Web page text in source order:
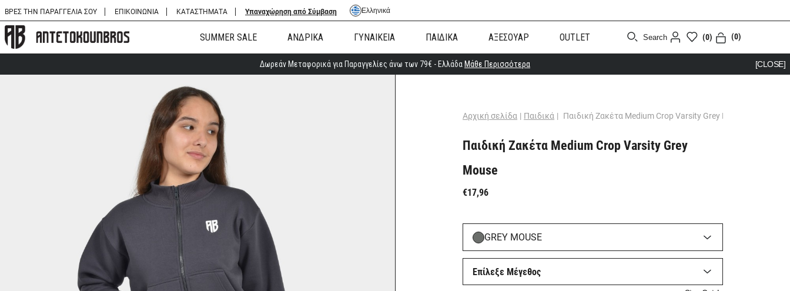
ΒΡΕΣ ΤΗΝ ΠΑΡΑΓΓΕΛΙΑ ΣΟΥ ΕΠΙΚΟΙΝΩΝΙΑ ΚΑΤΑΣΤΗΜΑΤΑ Υπαναχώρηση από Σύμβαση Ελληνικά
SUMMER SALE ΑΝΔΡΙΚΑ ΓΥΝΑΙΚΕΙΑ ΠΑΙΔΙΚΑ ΑΞΕΣΟΥΑΡ OUTLET Search (0) (0)
Δωρεάν Μεταφορικά για Παραγγελίες άνω των 79€ - Ελλάδα Μάθε Περισσότερα [CLOSE]
Αρχική σελίδα | Παιδικά | Παιδική Ζακέτα Medium Crop Varsity Grey Mouse
Παιδική Ζακέτα Medium Crop Varsity Grey
Mouse
€17,96
GREY MOUSE
Επίλεξε Μέγεθος